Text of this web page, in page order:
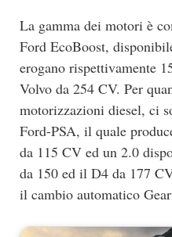
La gamma dei motori è
Ford EcoBoost,
erogano rispettivamente
Volvo da 254 CV. Per
motorizzazioni diesel, ci
Ford-PSA, il quale
da 115 CV ed un 2.0
da 150 ed il D4 da 177
il cambio automatico